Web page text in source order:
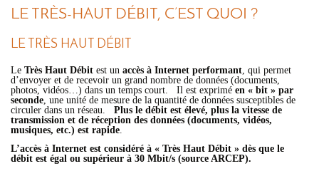
LE TRÈS-HAUT DÉBIT, C’EST QUOI ?
LE TRÈS HAUT DÉBIT
Le Très Haut Débit est un accès à Internet performant, qui permet
d’envoyer et de recevoir un grand nombre de données (documents,
photos, vidéos…) dans un temps court. Il est exprimé en « bit » par
seconde, une unité de mesure de la quantité de données susceptibles de
circuler dans un réseau. Plus le débit est élevé, plus la vitesse de
transmission et de réception des données (documents, vidéos,
musiques, etc.) est rapide.
L’accès à Internet est considéré à « Très Haut Débit » dès que le
débit est égal ou supérieur à 30 Mbit/s (source ARCEP).